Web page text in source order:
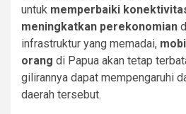
untuk memperbaiki
meningkatkan perekonomian
infrastruktur yang memadai,
orang di Papua akan tetap
gilirannya dapat mempengaruhi
daerah tersebut.